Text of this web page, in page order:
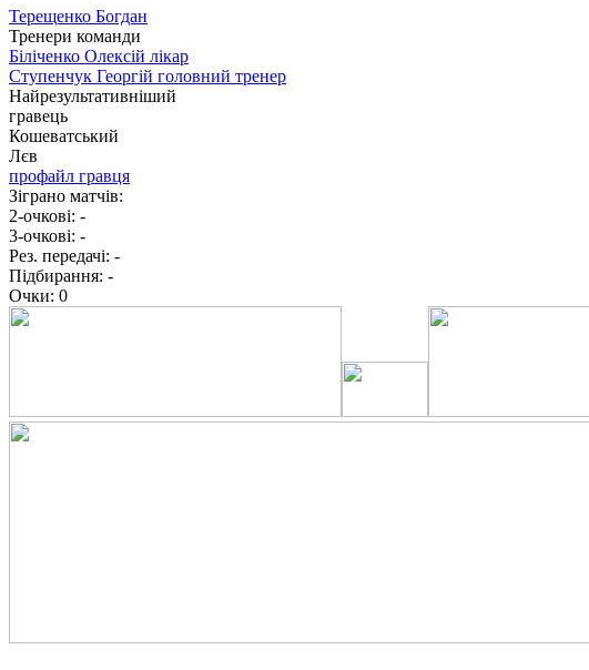
Терещенко Богдан
Тренери команди
Біліченко Олексій лікар
Ступенчук Георгій головний тренер
Найрезультативніший
гравець
Кошеватський
Лєв
профайл гравця
Зіграно матчів:
2-очкові: -
3-очкові: -
Рез. передачі: -
Підбирання: -
Очки: 0